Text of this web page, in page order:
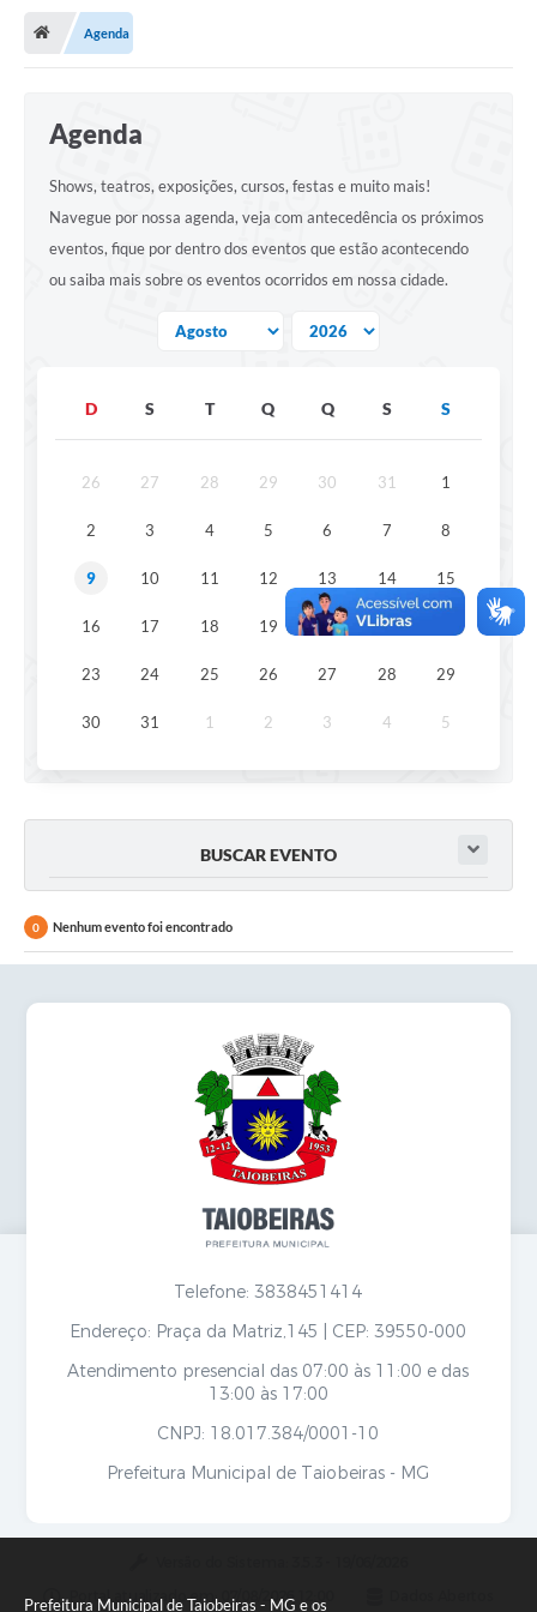
Prefeitura Municipal de Taiobeiras - MG e os
Publicações
A Nossa Cidade
Mapa do Site
Links
Telefones Úteis
Agenda
Agenda
Shows, teatros, exposições, cursos, festas e muito mais!
Navegue por nossa agenda, veja com antecedência os próximos
eventos, fique por dentro dos eventos que estão acontecendo
ou saiba mais sobre os eventos ocorridos em nossa cidade.
D S T Q Q S S
26 27 28 29 30 31 1
2 3 4 5 6 7 8
9 10 11 12 13 14 15
16 17 18 19 20 21
23 24 25 26 27 28 29
30 31 1 2 3 4 5
BUSCAR EVENTO
0 Nenhum evento foi encontrado
Telefone: 3838451414
Endereço: Praça da Matriz,145 | CEP: 39550-000
Atendimento presencial das 07:00 às 11:00 e das
13:00 às 17:00
CNPJ: 18.017.384/0001-10
Prefeitura Municipal de Taiobeiras - MG
Portal atualizado em:
07/08/2026 12:00